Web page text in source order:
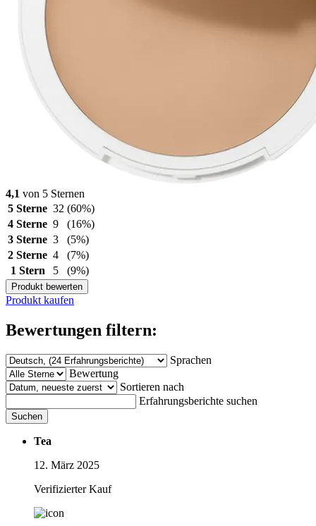
4,1 von 5 Sternen
5 Sterne 32 (60%)
4 Sterne 9
(16%)
3 Sterne 3
(5%)
2 Sterne 4
(7%)
1 Stern
5 (9%)
Produkt bewerten
Produkt kaufen
Bewertungen filtern:
Sprachen
Bewertung
Sortieren nach
Erfahrungsberichte suchen
Suchen
Tea
12. März 2025
Verifizierter Kauf